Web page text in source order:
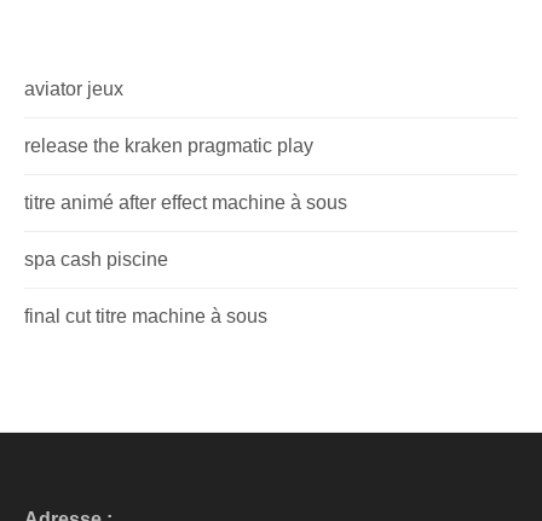
aviator jeux
release the kraken pragmatic play
titre animé after effect machine à sous
spa cash piscine
final cut titre machine à sous